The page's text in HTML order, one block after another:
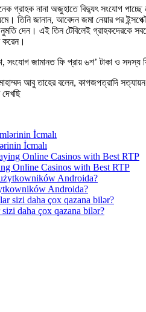
গ্রাহক নানা অজুহাতে বিদ্যুৎ সংযোগ
তিনি জানান, আবেদন জমা নেয়ার পর
দেন। এই তিন টেবিলেই গ্রাহকদেরকে
করেন।
সংযোগ জামানত ফি প্রায় ৬শ’ টাকা ও সদস্য
আবু তাহের বলেন, কাগজপত্রাদি সত্যায়ন
İcmalı
Online Casinos with Best RTP
Androida?
daha çox qazana bilər?